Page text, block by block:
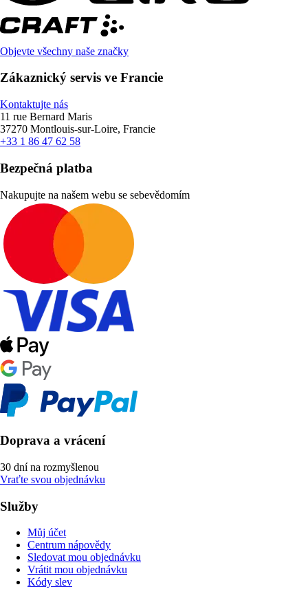
Objevte všechny naše značky
Zákaznický servis ve Francie
Kontaktujte nás
11 rue Bernard Maris
37270 Montlouis-sur-Loire, Francie
+33 1 86 47 62 58
Bezpečná platba
Nakupujte na našem webu se sebevědomím
Doprava a vrácení
30 dní na rozmyšlenou
Vraťte svou objednávku
Služby
Můj účet
Centrum nápovědy
Sledovat mou objednávku
Vrátit mou objednávku
Kódy slev